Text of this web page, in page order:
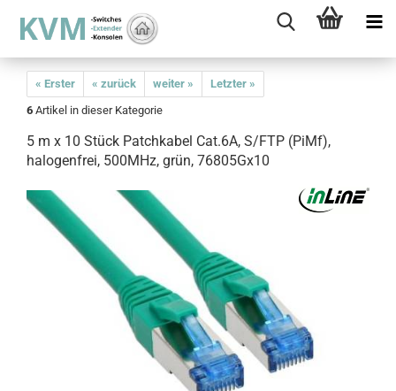
« Erster « zurück weiter »
Letzter »
6 Artikel in dieser Kategorie
5 m x 10 Stück Patchkabel Cat.6A, S/FTP (PiMf),
halogenfrei, 500MHz, grün, 76805Gx10